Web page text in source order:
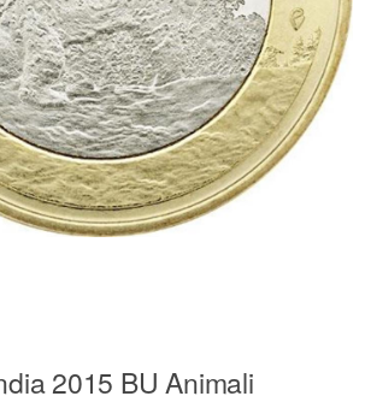
2015 BU Animali